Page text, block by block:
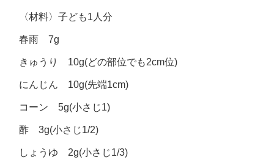
〈材料〉子ども1人分
春雨 7g
きゅうり 10g(どの部位でも2cm位)
にんじん 10g(先端1cm)
コーン 5g(小さじ1)
酢 3g(小さじ1/2)
しょうゆ 2g(小さじ1/3)